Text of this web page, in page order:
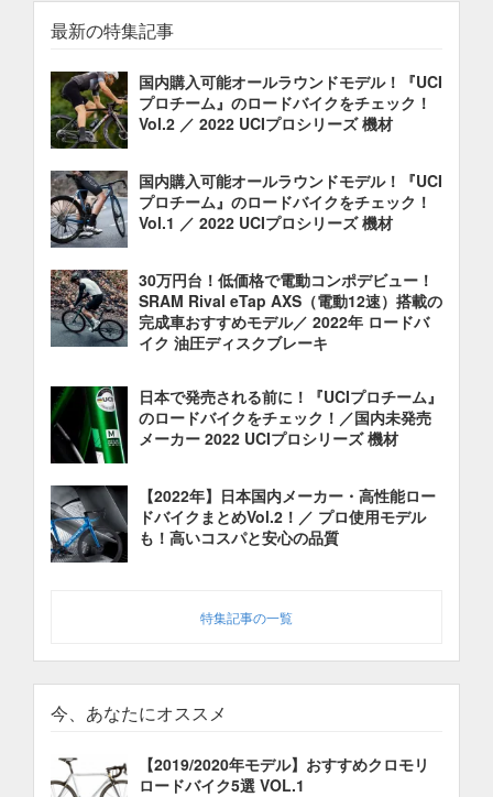
最新の特集記事
国内購入可能オールラウンドモデル！『UCI
プロチーム』のロードバイクをチェック！
Vol.2 ／ 2022 UCIプロシリーズ 機材
国内購入可能オールラウンドモデル！『UCI
プロチーム』のロードバイクをチェック！
Vol.1 ／ 2022 UCIプロシリーズ 機材
30万円台！低価格で電動コンポデビュー！
SRAM Rival eTap AXS（電動12速）搭載の
完成車おすすめモデル／ 2022年 ロードバ
イク 油圧ディスクブレーキ
日本で発売される前に！『UCIプロチーム』
のロードバイクをチェック！／国内未発売
メーカー 2022 UCIプロシリーズ 機材
【2022年】日本国内メーカー・高性能ロー
ドバイクまとめVol.2！／ プロ使用モデル
も！高いコスパと安心の品質
特集記事の一覧
今、あなたにオススメ
【2019/2020年モデル】おすすめクロモリ
ロードバイク5選 VOL.1